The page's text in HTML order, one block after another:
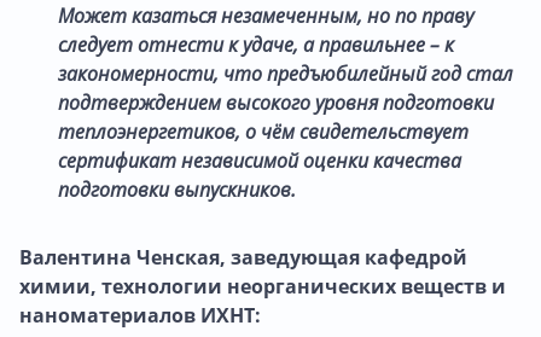
Может казаться незамеченным, но по праву
следует отнести к удаче, а правильнее – к
закономерности, что предъюбилейный год стал
подтверждением высокого уровня подготовки
теплоэнергетиков, о чём свидетельствует
сертификат независимой оценки качества
подготовки выпускников.
Валентина Ченская, заведующая кафедрой
химии, технологии неорганических веществ и
наноматериалов ИХНТ: